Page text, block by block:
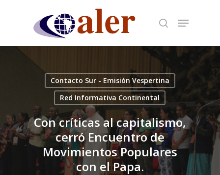
content
Contacto Sur - Emisión Vespertina
Red Informativa Continental
Con críticas al capitalismo,
cerró Encuentro de
Movimientos Populares
con el Papa.